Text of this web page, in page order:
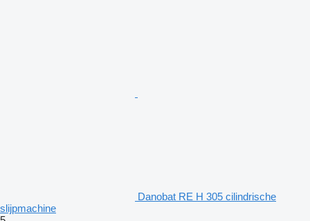
Danobat RE H 305 cilindrische
slijpmachine